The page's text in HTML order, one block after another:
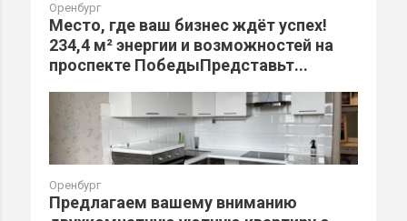
Оренбург
Место, где ваш бизнес ждёт успех!
234,4 м² энергии и возможностей на
проспекте ПобедыПредставьт...
Оренбург
Предлагаем вашему вниманию